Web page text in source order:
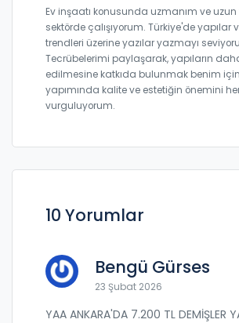
Ev inşaatı konusunda uzmanım ve uzun
sektörde çalışıyorum. Türkiye'de yapılar
trendleri üzerine yazılar yazmayı
Tecrübelerimi paylaşarak, yapıların
edilmesine katkıda bulunmak benim
yapımında kalite ve estetiğin önemini
vurguluyorum.
10 Yorumlar
Bengü Gürses
23 Şubat 2026
YAA ANKARA'DA 7.200 TL DEMİŞLER